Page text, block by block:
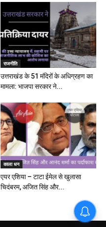
राजनीति
उत्तराखंड के 51 मंदिरों के अधिग्रहण का
मामला: भाजपा सरकार ने...
काला धन
एयर एशिया – टाटा ईमेल से खुलासा
चिदंबरम, अजित सिंह और...